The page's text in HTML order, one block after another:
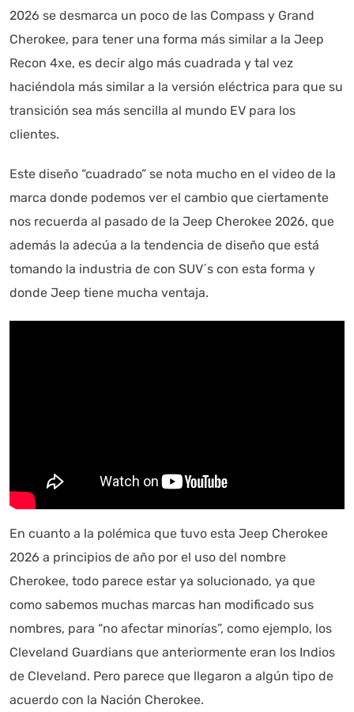
2026 se desmarca un poco de las Compass y Grand
Cherokee, para tener una forma más similar a la Jeep
Recon 4xe, es decir algo más cuadrada y tal vez
haciéndola más similar a la versión eléctrica para que su
transición sea más sencilla al mundo EV para los
clientes.
Este diseño “cuadrado” se nota mucho en el video de la
marca donde podemos ver el cambio que ciertamente
nos recuerda al pasado de la Jeep Cherokee 2026, que
además la adecúa a la tendencia de diseño que está
tomando la industria de con SUV´s con esta forma y
donde Jeep tiene mucha ventaja.
En cuanto a la polémica que tuvo esta Jeep Cherokee
2026 a principios de año por el uso del nombre
Cherokee, todo parece estar ya solucionado, ya que
como sabemos muchas marcas han modificado sus
nombres, para “no afectar minorías”, como ejemplo, los
Cleveland Guardians que anteriormente eran los Indios
de Cleveland. Pero parece que llegaron a algún tipo de
acuerdo con la Nación Cherokee.